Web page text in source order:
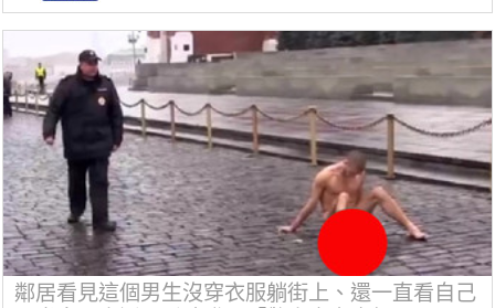
鄰居看見這個男生沒穿衣服躺街上、還一直看自己